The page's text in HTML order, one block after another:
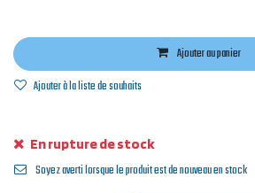
Ajouter au panier
Ajouter à la liste de souhaits
En rupture de stock
Soyez averti lorsque le produit est de nouveau en stock